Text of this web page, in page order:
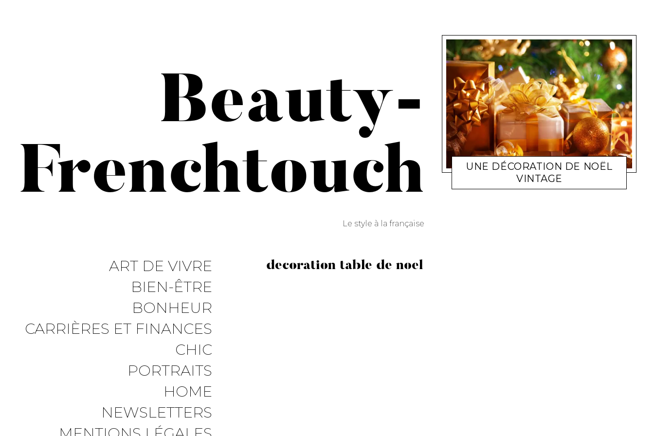
Beauty-
Frenchtouch
Le style à la française
ART DE VIVRE
BIEN-ÊTRE
BONHEUR
CARRIÈRES ET FINANCES
CHIC
PORTRAITS
HOME
NEWSLETTERS
decoration table de noel
UNE DÉCORATION DE NOËL
VINTAGE
ELENA572002 10 NOVEMBRE 2013